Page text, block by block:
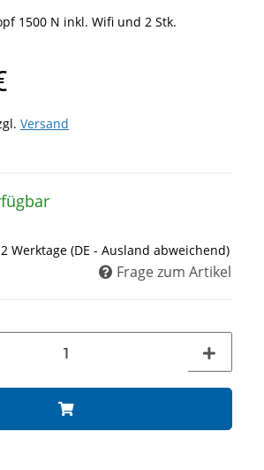
1500 N inkl. Wifi und 2 Stk.
Versand
Werktage (DE - Ausland abweichend)
Frage zum Artikel